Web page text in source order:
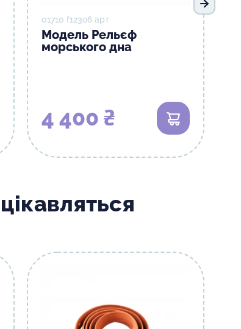
01710 f123о6 арт
Модель Рельєф
морського дна
4 400 ₴ В кошик